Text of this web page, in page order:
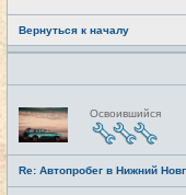
Вернуться к началу
Н
е
в
с
е
т
и
Освоившийся
Re: Автопробег в Нижний